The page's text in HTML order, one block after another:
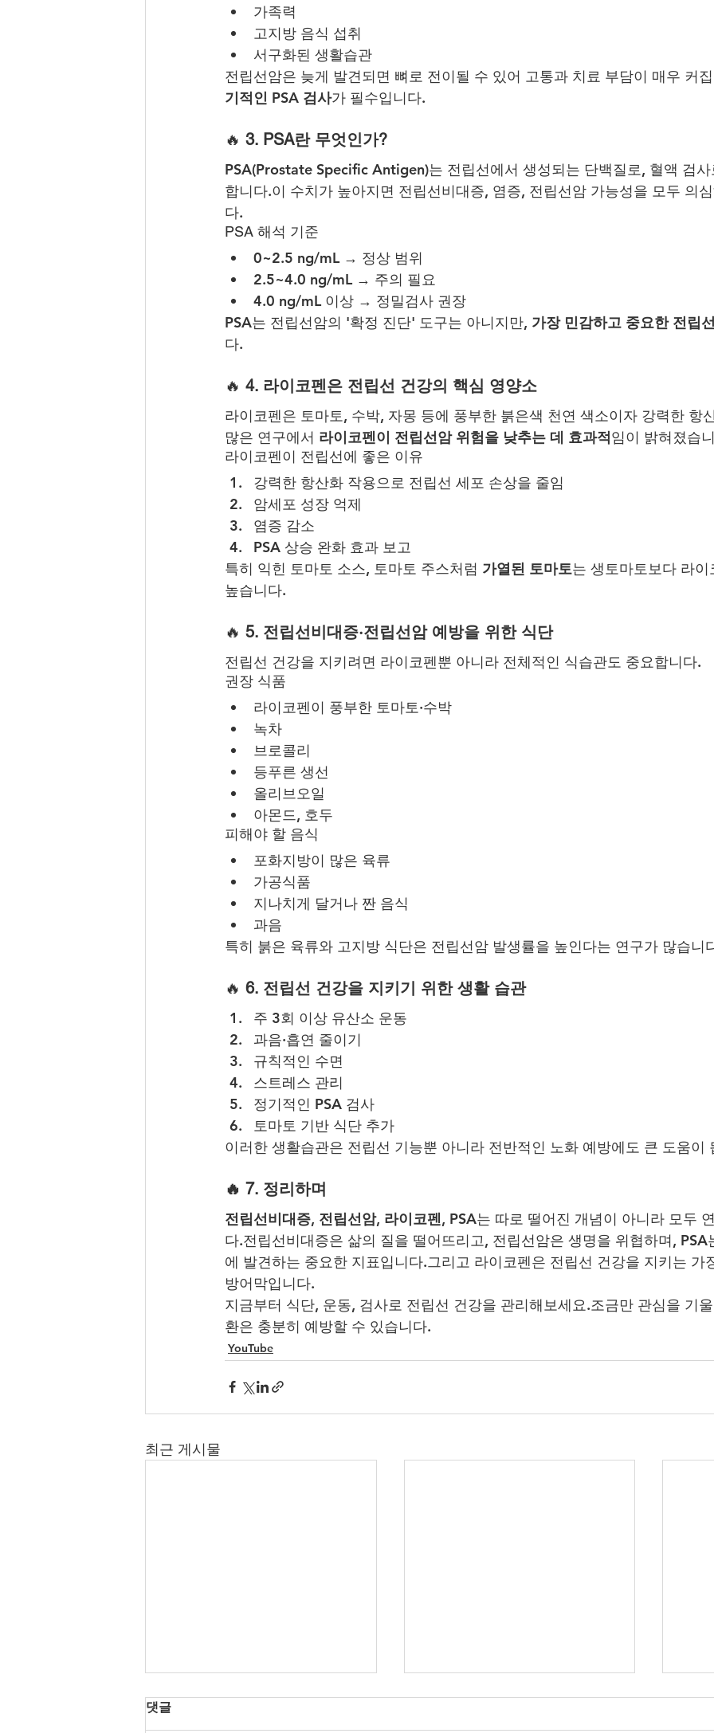
가족력
고지방 음식 섭취
서구화된 생활습관
전립선암은 늦게 발견되면 뼈로 전이될 수 있어 고통과 치료 부담이 매우 커
기적인 PSA 검사가 필수입니다.
🔥 3. PSA란 무엇인가?
PSA(Prostate Specific Antigen)는 전립선에서 생성되는 단백질로, 혈액 검
합니다.이 수치가 높아지면 전립선비대증, 염증, 전립선암 가능성을 모두 의
다.
PSA 해석 기준
0~2.5 ng/mL → 정상 범위
2.5~4.0 ng/mL → 주의 필요
4.0 ng/mL 이상 → 정밀검사 권장
PSA는 전립선암의 '확정 진단' 도구는 아니지만, 가장 민감하고 중요한 전립
다.
🔥 4. 라이코펜은 전립선 건강의 핵심 영양소
라이코펜은 토마토, 수박, 자몽 등에 풍부한 붉은색 천연 색소이자 강력한 항
많은 연구에서 라이코펜이 전립선암 위험을 낮추는 데 효과적임이 밝혀졌습
라이코펜이 전립선에 좋은 이유
강력한 항산화 작용으로 전립선 세포 손상을 줄임
암세포 성장 억제
염증 감소
PSA 상승 완화 효과 보고
특히 익힌 토마토 소스, 토마토 주스처럼 가열된 토마토는 생토마토보다 라
높습니다.
🔥 5. 전립선비대증·전립선암 예방을 위한 식단
전립선 건강을 지키려면 라이코펜뿐 아니라 전체적인 식습관도 중요합니다.
권장 식품
라이코펜이 풍부한 토마토·수박
녹차
브로콜리
등푸른 생선
올리브오일
아몬드, 호두
피해야 할 음식
포화지방이 많은 육류
가공식품
지나치게 달거나 짠 음식
과음
특히 붉은 육류와 고지방 식단은 전립선암 발생률을 높인다는 연구가 많습니
🔥 6. 전립선 건강을 지키기 위한 생활 습관
주 3회 이상 유산소 운동
과음·흡연 줄이기
규칙적인 수면
스트레스 관리
정기적인 PSA 검사
토마토 기반 식단 추가
이러한 생활습관은 전립선 기능뿐 아니라 전반적인 노화 예방에도 큰 도움이
🔥 7. 정리하며
전립선비대증, 전립선암, 라이코펜, PSA는 따로 떨어진 개념이 아니라 모두
다.전립선비대증은 삶의 질을 떨어뜨리고, 전립선암은 생명을 위협하며, PSA
에 발견하는 중요한 지표입니다.그리고 라이코펜은 전립선 건강을 지키는 가
방어막입니다.
지금부터 식단, 운동, 검사로 전립선 건강을 관리해보세요.조금만 관심을 기
환은 충분히 예방할 수 있습니다.
YouTube
최근 게시물
댓글